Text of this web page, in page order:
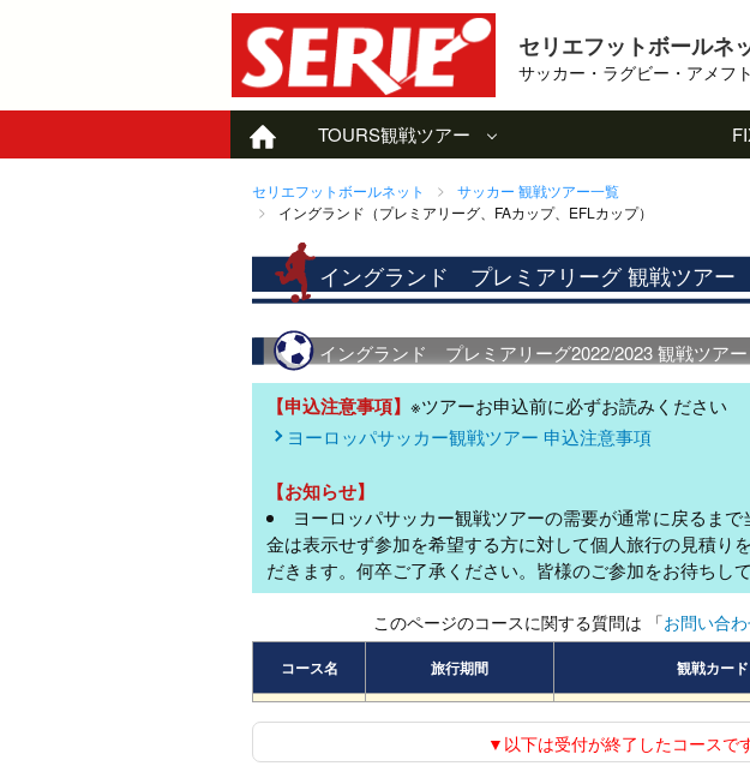
セリエフットボールネ
サッカー・ラグビー・アメフ
TOURS観戦ツアー
セリエフットボールネット
サッカー 観戦ツアー一覧
イングランド（プレミアリーグ、FAカップ、EFLカップ）
イングランド プレミアリーグ 観戦ツアー
イングランド プレミアリーグ2022/2023 観戦ツアー
【申込注意事項】 ※ツアーお申込前に必ずお読みください
ヨーロッパサッカー観戦ツアー 申込注意事項
【お知らせ】
ヨーロッパサッカー観戦ツアーの需要が通常に戻るま
金は表示せず参加を希望する方に対して個人旅行の見積り
だきます。何卒ご了承ください。皆様のご参加をお待ちして
このページのコースに関する質問は 「お問い合
コース名 旅行期間 観戦カード
▼以下は受付が終了したコースです